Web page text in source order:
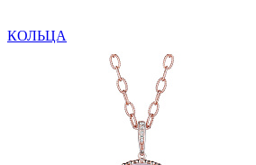
КОЛЬЦА